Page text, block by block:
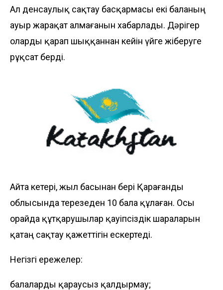
Ал денсаулық сақтау басқармасы екі баланың
ауыр жарақат алмағанын хабарлады. Дәрігер
оларды қарап шыққаннан кейін үйге жіберуге
рұқсат берді.
Айта кетері, жыл басынан бері Қарағанды
облысында терезеден 10 бала құлаған. Осы
орайда құтқарушылар қауіпсіздік шараларын
қатаң сақтау қажеттігін ескертеді.
Негізгі ережелер:
балаларды қараусыз қалдырмау;